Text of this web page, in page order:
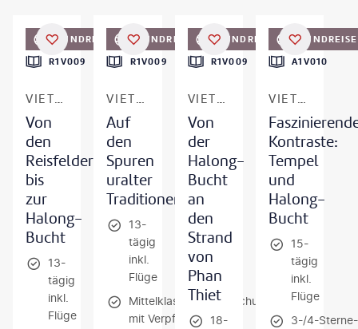
DEAL RUNDREISE
R1V009
VIETNAM
Von
den
Reisfeldern
bis
zur
Halong-
Bucht
13-
tägig
inkl.
Flüge
RUNDREISE
R1V009
VIETNAM
Auf
den
Spuren
uralter
Traditionen
13-
tägig
inkl.
Flüge
Mittelklassehotels/Dschunke
mit Verpflegung
RUNDREISE
R1V009
VIETNAM
Von
der
Halong-
Bucht
an
den
Strand
von
Phan
Thiet
18-
RUNDREISE
A1V010
VIETNAM
Kontraste:
Tempel
und
Halong-
Bucht
15-
tägig
inkl.
Flüge
3-/4-Sterne-